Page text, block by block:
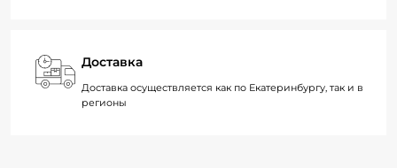
Доставка
Доставка осуществляется как по Екатеринбургу, так и в
регионы